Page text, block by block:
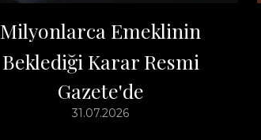
Milyonlarca Emeklinin
Beklediği Karar Resmi
Gazete'de
31.07.2026